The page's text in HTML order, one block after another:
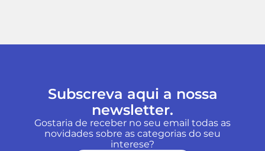
Subscreva aqui a nossa
newsletter.
Gostaria de receber no seu email todas as
novidades sobre as categorias do seu
interese?